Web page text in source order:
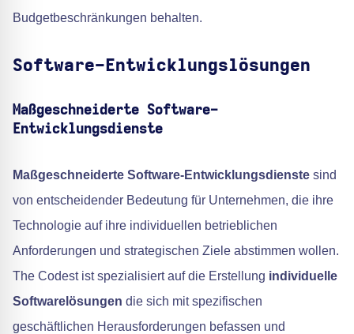
Budgetbeschränkungen behalten.
Software-Entwicklungslösungen
Maßgeschneiderte Software-
Entwicklungsdienste
Maßgeschneiderte Software-Entwicklungsdienste sind
von entscheidender Bedeutung für Unternehmen, die ihre
Technologie auf ihre individuellen betrieblichen
Anforderungen und strategischen Ziele abstimmen wollen.
The Codest ist spezialisiert auf die Erstellung individuelle
Softwarelösungen die sich mit spezifischen
geschäftlichen Herausforderungen befassen und